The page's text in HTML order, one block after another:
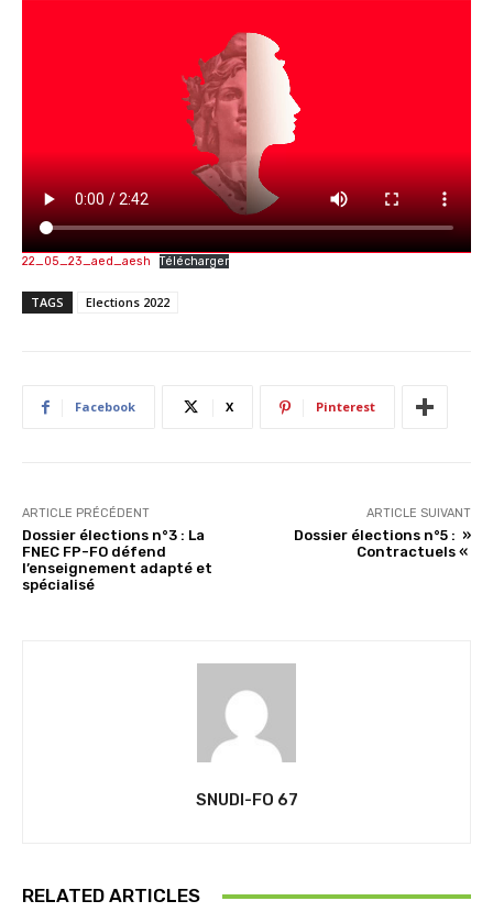
22_05_23_aed_aesh Télécharger
TAGS Elections 2022
Facebook X Pinterest
ARTICLE PRÉCÉDENT
Dossier élections n°3 : La
FNEC FP-FO défend
l’enseignement adapté et
spécialisé
ARTICLE SUIVANT
Dossier élections n°5 : »
Contractuels «
SNUDI-FO 67
RELATED ARTICLES